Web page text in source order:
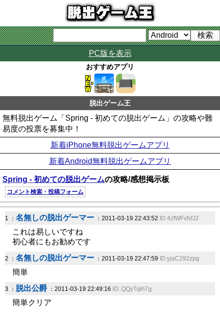
PC版を表示
おすすめアプリ
脱出ゲーム王
無料脱出ゲーム「Spring - 初めての脱出ゲーム」の攻略や難
易度の投票を募集中！
新着iPhone無料脱出ゲームアプリ
新着Android無料脱出ゲームアプリ
Spring - 初めての脱出ゲームの攻略/感想掲示板
コメント検索・投稿フォーム
1 ： 名無しの脱出ゲーマー ：2011-03-19 22:43:52 ID:4zfWFvNfJ2
これは易しいですね
初心者にもお勧めです
2 ： 名無しの脱出ゲーマー ：2011-03-19 22:47:59 ID:yjaC292zpg
簡単
3 ： 脱出公爵 ：2011-03-19 22:49:16 ID:.QQyTqih7g
簡単クリア